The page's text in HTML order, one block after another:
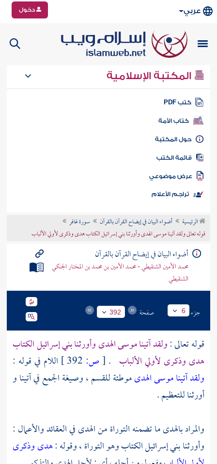
عربي دخول
المكتبة الإسلامية
كتب PDF
كتاب الأمة
المكتبة
الكتب
موضوعي
تراجم الأعلام
الرئيسية أضواء البيان في إيضاح القرآن بالقرآن
سورة غافر
قوله تعالى ولقد آتينا موسى الهدى وأورثنا بني إسرائيل الكتاب هدى وذكرى لأولي الألباب
أضواء البيان في إيضاح القرآن بالقرآن
محمد الأمين الشنقيطي - محمد الأمين بن محمد بن المختار الجنكي
الشنقيطي
جزء 6 صفحة 392
قوله تعالى :ولقد آتينا موسى الهدى وأورثنا بني إسرائيل الكتاب
هدى وذكرى لأولي الألباب .
[ص:
اللام في قوله :
ولقد آتينا موسى الهدىموطئة للقسم ، وصيغة الجمع في آتينا و
أورثنا للتعظيم .
والمراد بالهدى ما تضمنه التوراة من الهدى في العقائد والأعمال :
وأورثنا بني إسرائيل الكتاب وهو التوراة ، وقوله :هدى وذكرى